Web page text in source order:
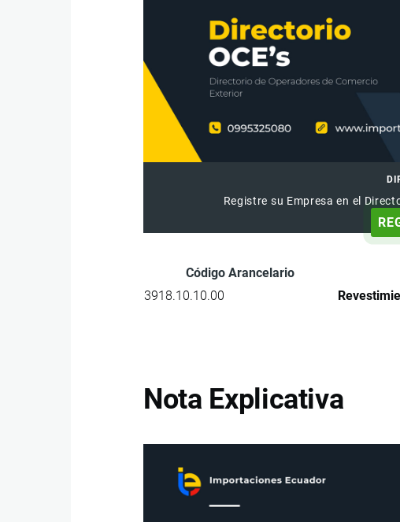
Registre su Empresa en el
Código Arancelario
3918.10.10.00
Nota Explicativa